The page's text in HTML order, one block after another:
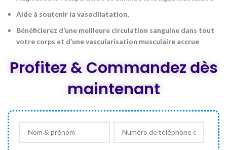
Aide à soutenir la vasodilatation,
Bénéficierez d’une meilleure circulation sanguine dans tout
votre corps et d’une vascularisation musculaire accrue
Profitez & Commandez dès
maintenant